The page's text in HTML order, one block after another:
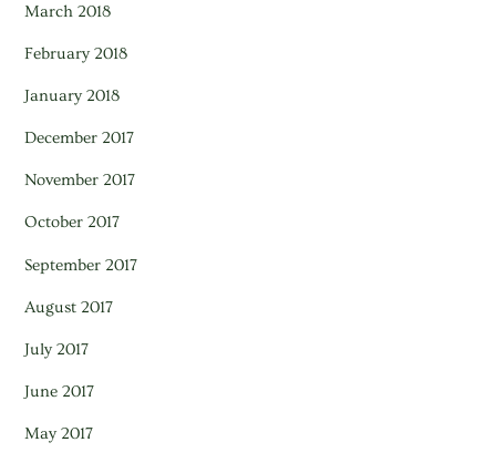
March 2018
February 2018
January 2018
December 2017
November 2017
October 2017
September 2017
August 2017
July 2017
June 2017
May 2017